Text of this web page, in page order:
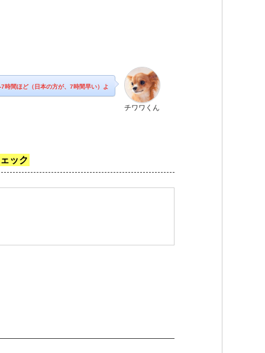
チワワくん
時間ほど（日本の方が、7時間早い）よ
ック